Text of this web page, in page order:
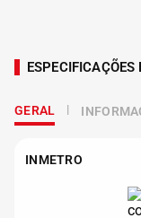
GERAL
INMETRO